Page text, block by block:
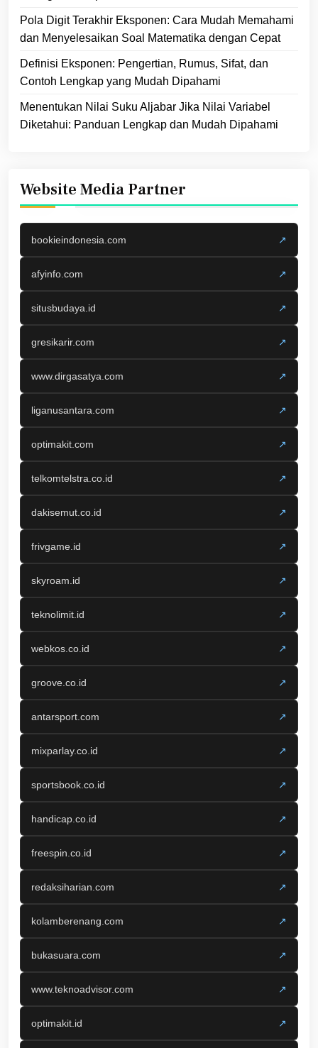
Pola Digit Terakhir Eksponen: Cara Mudah Memahami
dan Menyelesaikan Soal Matematika dengan Cepat
Definisi Eksponen: Pengertian, Rumus, Sifat, dan
Contoh Lengkap yang Mudah Dipahami
Menentukan Nilai Suku Aljabar Jika Nilai Variabel
Diketahui: Panduan Lengkap dan Mudah Dipahami
Website Media Partner
bookieindonesia.com ↗
afyinfo.com ↗
situsbudaya.id ↗
gresikarir.com ↗
www.dirgasatya.com ↗
liganusantara.com ↗
optimakit.com ↗
telkomtelstra.co.id ↗
dakisemut.co.id ↗
frivgame.id ↗
skyroam.id ↗
teknolimit.id ↗
webkos.co.id ↗
groove.co.id ↗
antarsport.com ↗
mixparlay.co.id ↗
sportsbook.co.id ↗
handicap.co.id ↗
freespin.co.id ↗
redaksiharian.com ↗
kolamberenang.com ↗
bukasuara.com ↗
www.teknoadvisor.com ↗
optimakit.id ↗